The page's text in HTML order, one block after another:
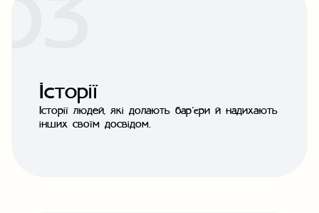
Історії
Історії людей, які долають бар’єри й надихають
інших своїм досвідом.